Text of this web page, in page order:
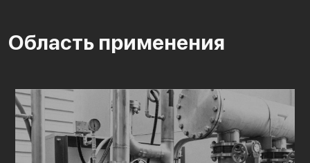
Область применения